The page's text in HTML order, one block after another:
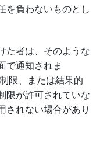
を負わないものとし
た者は、そのような
で通知されま
限、または結果的
限が許可されていな
されない場合があり